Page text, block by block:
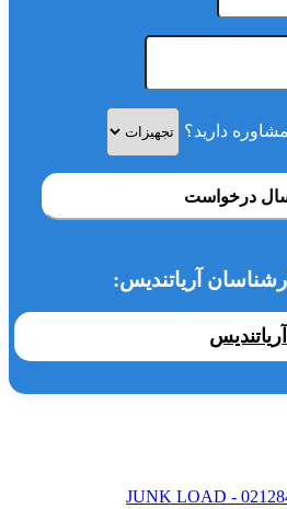
دارید؟
درخواست
آریاتندیس:
JUNK LOAD -